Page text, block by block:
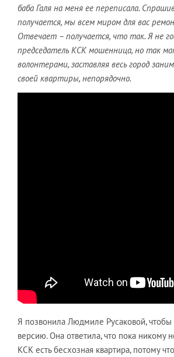
баба Галя на меня ее переписала.
получается, мы всем миром для вас
Отвечает – получается, что так. Я не
председатель КСК мошенница, но так
волонтерами, заставляя весь город
своей квартиры, непорядочно.
Я позвонила Людмиле Русаковой, чтобы
версию. Она ответила, что пока никому
КСК есть бесхозная квартира, потому